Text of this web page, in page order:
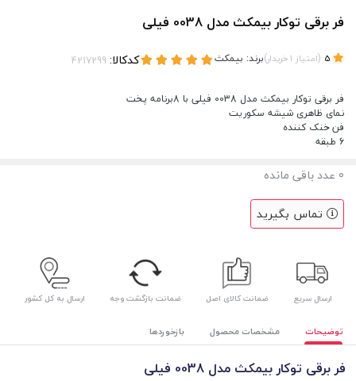
فر برقی توکار بیمکث مدل 0038 فیلی
(امتیاز 1خریدار)برند: بیمکث کدکالا:
فر برقی توکار بیمکث مدل 0038 فیلی با 8برنامه پخت
نمای ظاهری شیشه سکوریت
فن خنک کننده
6 طبقه
0 عدد باقی مانده
تماس بگیرید
ارسال سریع ضمانت کالای اصل ضمانت بازگشت وجه ارسال به کل کشور
توضیحات مشخصات محصول بازخوردها
فر برقی توکار بیمکث مدل 0038 فیلی